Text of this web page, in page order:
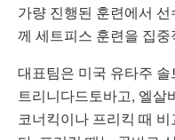
가량 진행된 훈련에서
께 세트피스 훈련을 집
대표팀은 미국 유타주
트리니다드토바고, 엘
코너킥이나 프리킥 때